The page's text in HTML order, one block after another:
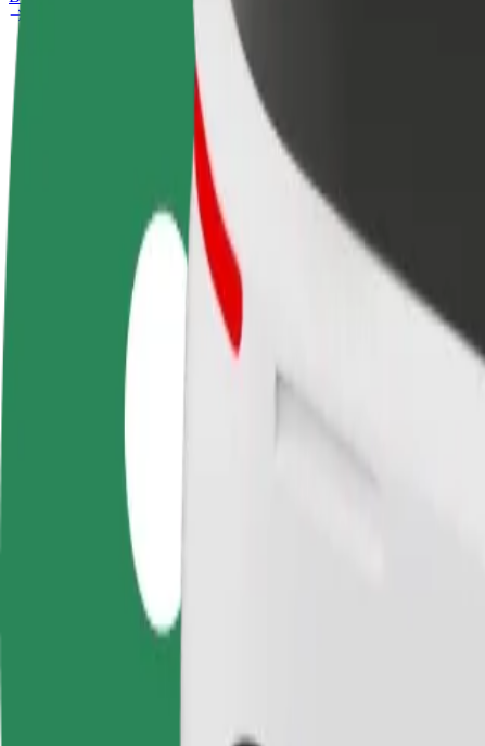
Запитання та відповіді
Стати водієм
Заробляйте гроші на
власних умовах
Стати кур'єром
Доставляйте їжу та отримуйте
виплати щотижня
Як дістатися за маршрутом Šilingrovo náměstí –
Хочеш дістатися за маршрутом "Šilingrovo náměstí" – "Letiště
Šilingrovo náměstí
Letiště Brno Tuřany
Зручність та комфорт — всього у декілька кліків!
Надійні поїздки на повсякденних авто середнього класу.